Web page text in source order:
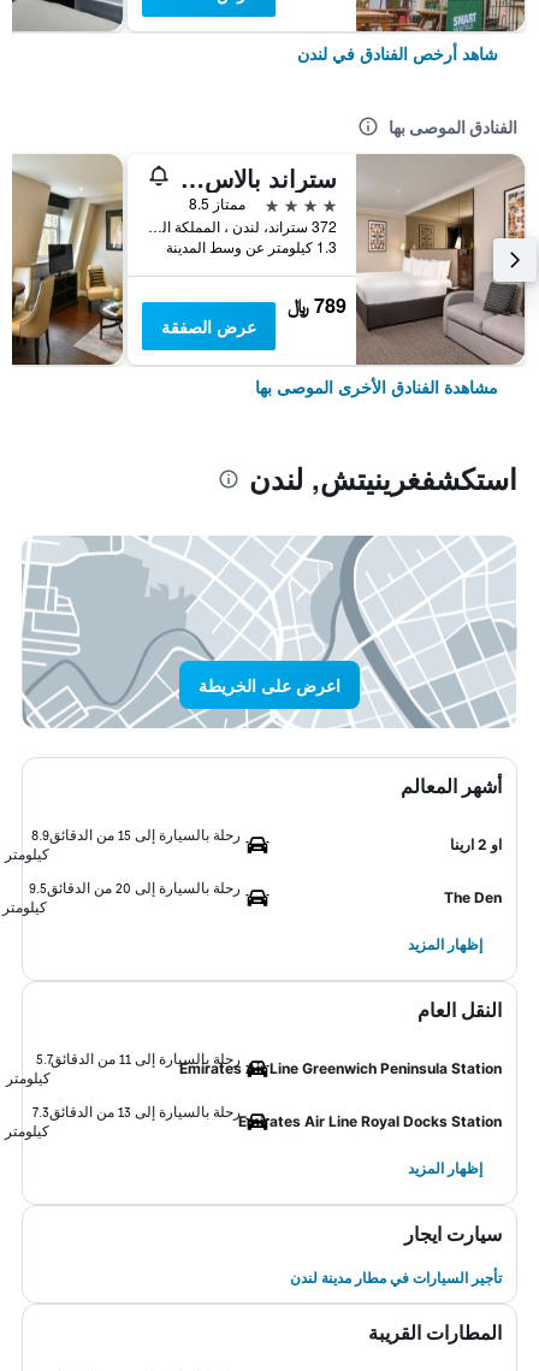
شاهد أرخص الفنادق في لندن
الفنادق الموصى بها
ستراند بالاس هوتل
4 نجوم
ممتاز 8.5
372 ستراند، لندن ، المملكة المتحدة, لندن, المملكة المتحدة
1.3 كيلومتر عن وسط المدينة
789 ﷼
عرض الصفقة
مشاهدة الفنادق الأخرى الموصى بها
استكشفغرينيتش, لندن
اعرض على الخريطة
أشهر المعالم
او 2 ارينا
رحلة بالسيارة إلى 15 من الدقائق
8.9
كيلومتر
The Den
رحلة بالسيارة إلى 20 من الدقائق
9.5
كيلومتر
إظهار المزيد
النقل العام
Emirates Air Line Greenwich Peninsula Station
رحلة بالسيارة إلى 11 من الدقائق
5.7
كيلومتر
Emirates Air Line Royal Docks Station
رحلة بالسيارة إلى 13 من الدقائق
7.3
كيلومتر
إظهار المزيد
سيارت ايجار
تأجير السيارات في مطار مدينة لندن
المطارات القريبة